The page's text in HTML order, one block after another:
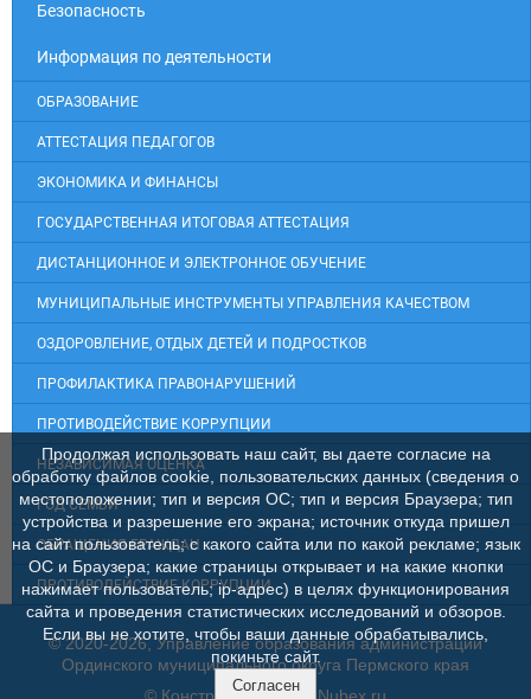
Безопасность
Информация по деятельности
ОБРАЗОВАНИЕ
АТТЕСТАЦИЯ ПЕДАГОГОВ
ЭКОНОМИКА И ФИНАНСЫ
ГОСУДАРСТВЕННАЯ ИТОГОВАЯ АТТЕСТАЦИЯ
ДИСТАНЦИОННОЕ И ЭЛЕКТРОННОЕ ОБУЧЕНИЕ
МУНИЦИПАЛЬНЫЕ ИНСТРУМЕНТЫ УПРАВЛЕНИЯ КАЧЕСТВОМ
ОЗДОРОВЛЕНИЕ, ОТДЫХ ДЕТЕЙ И ПОДРОСТКОВ
ПРОФИЛАКТИКА ПРАВОНАРУШЕНИЙ
ПРОТИВОДЕЙСТВИЕ КОРРУПЦИИ
НЕЗАВИСИМАЯ ОЦЕНКА
ГОД СЕМЬИ
ОБРАЩЕНИЯ ГРАЖДАН
ПРОТИВОДЕЙСТВИЕ КОРРУПЦИИ
© 2020-2026, Управление образования администрации
Ординского муниципального округа Пермского края
Продолжая использовать наш сайт, вы даете согласие на
обработку файлов cookie, пользовательских данных (сведения о
местоположении; тип и версия ОС; тип и версия Браузера; тип
устройства и разрешение его экрана; источник откуда пришел
на сайт пользователь; с какого сайта или по какой рекламе; язык
ОС и Браузера; какие страницы открывает и на какие кнопки
нажимает пользователь; ip-адрес) в целях функционирования
сайта и проведения статистических исследований и обзоров.
Если вы не хотите, чтобы ваши данные обрабатывались,
покиньте сайт.
Согласен